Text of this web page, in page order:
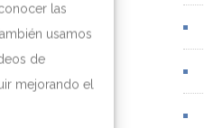
las
usamos
de
mejorando el